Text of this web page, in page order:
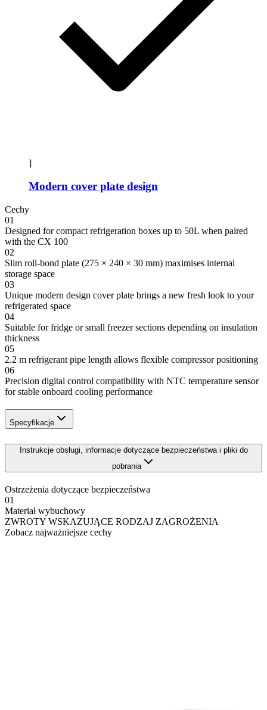
]
Modern cover plate design
Cechy
01
Designed for compact refrigeration boxes up to 50L when paired
with the CX 100
02
Slim roll-bond plate (275 × 240 × 30 mm) maximises internal
storage space
03
Unique modern design cover plate brings a new fresh look to your
refrigerated space
04
Suitable for fridge or small freezer sections depending on insulation
thickness
05
2.2 m refrigerant pipe length allows flexible compressor positioning
06
Precision digital control compatibility with NTC temperature sensor
for stable onboard cooling performance
Specyfikacje
Instrukcje obsługi, informacje dotyczące bezpieczeństwa i pliki do
pobrania
Ostrzeżenia dotyczące bezpieczeństwa
01
Materiał wybuchowy
ZWROTY WSKAZUJĄCE RODZAJ ZAGROŻENIA
Zobacz najważniejsze cechy